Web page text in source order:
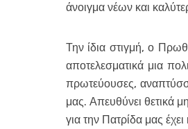
άνοιγμα νέων και
Την ίδια στιγμή, ο
αποτελεσματικά μια
πρωτεύουσες,
μας. Απευθύνει θετικά
για την Πατρίδα μας